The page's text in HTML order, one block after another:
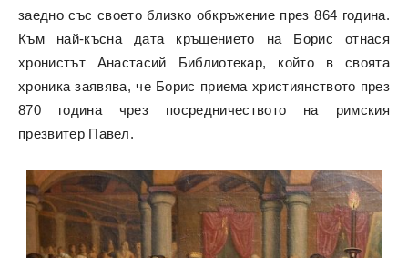
заедно със своето близко обкръжение през 864 година.
Към най-късна дата кръщението на Борис отнася
хронистът Анастасий Библиотекар, който в своята
хроника заявява, че Борис приема християнството през
870 година чрез посредничеството на римския
презвитер Павел.